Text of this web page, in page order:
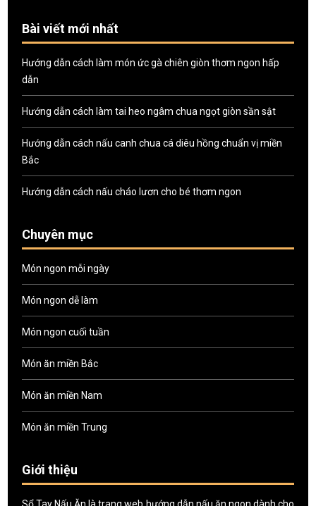
Bài viết mới nhất
Hướng dẫn cách làm món ức gà chiên giòn thơm ngon hấp
dẫn
Hướng dẫn cách làm tai heo ngâm chua ngọt giòn sần sật
Hướng dẫn cách nấu canh chua cá diêu hồng chuẩn vị miền
Bắc
Hướng dẫn cách nấu cháo lươn cho bé thơm ngon
Chuyên mục
Món ngon mỗi ngày
Món ngon dễ làm
Món ngon cuối tuần
Món ăn miền Bắc
Món ăn miền Nam
Món ăn miền Trung
Giới thiệu